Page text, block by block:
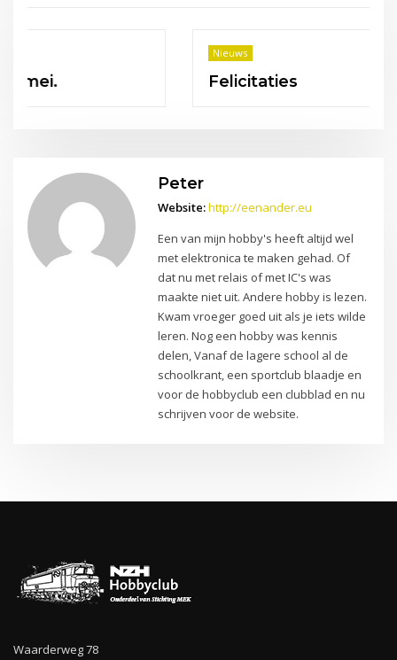
Peter
Website:http://eenander.eu
Een van mijn hobby's heeft altijd wel
met elektronica te maken gehad. Of
dat nu met relais of met IC's was
maakte niet uit. Andere hobby is lezen.
Kwam vroeger goed uit als je iets wilde
leren. Nog een hobby was kennis
delen, Vanaf de lagere school al de
schoolkrant, een sportclub blaadje en
voor de hobbyclub een clubblad en nu
schrijven voor de website.
Waarderweg 78